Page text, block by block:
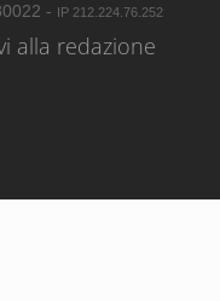
- IP 212.224.76.252
alla redazione